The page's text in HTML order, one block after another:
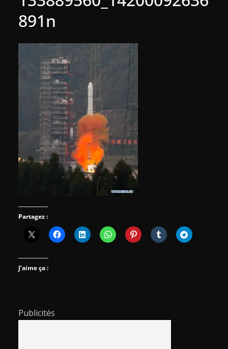
891n
Partagez :
J’aime ça :
Publicités